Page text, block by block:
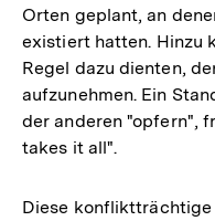
Orten geplant, an
existiert hatten. Hinzu
Regel dazu dienten,
aufzunehmen. Ein
der anderen "opfern",
takes it all".
Diese